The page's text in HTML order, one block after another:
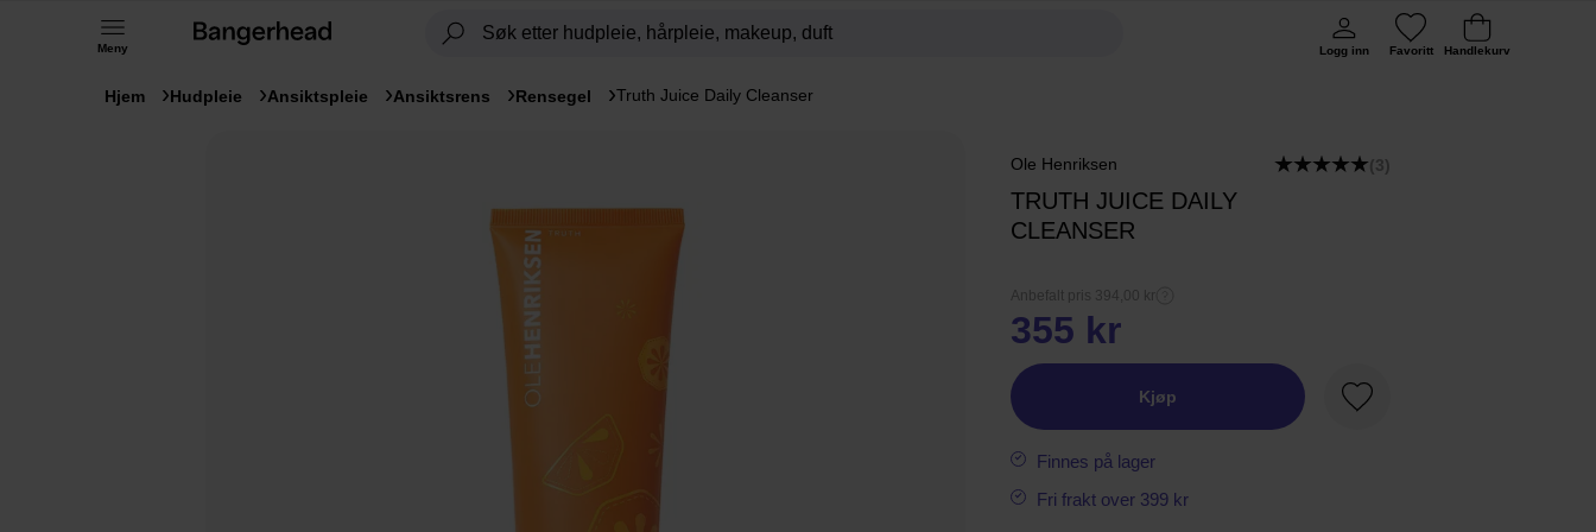
Meny Logg inn Favoritt Handlekurv
Hjem Hudpleie Ansiktspleie Ansiktsrens Rensegel Truth Juice Daily Cleanser
Ole Henriksen (3)
TRUTH JUICE DAILY
CLEANSER
Anbefalt pris 394,00 kr
355 kr
Kjøp
Favoritt
Finnes på lager
Fri frakt over 399 kr